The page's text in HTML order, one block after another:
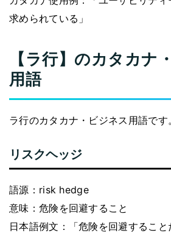
求められている」
【ラ行】のカタカナ
用語
ラ行のカタカナ・ビジネス用語です
リスクヘッジ
語源：risk hedge
意味：危険を回避すること
日本語例文：「危険を回避するこ